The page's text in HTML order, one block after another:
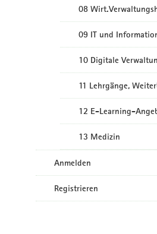
08
09 IT und
10 Digitale
11 Lehrgänge,
12 E-Learning-
13 Medizin
Anmelden
Registrieren